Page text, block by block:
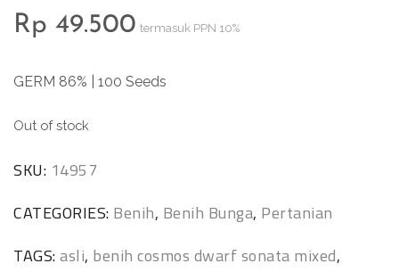
Rp 49.500 termasuk PPN 10%
GERM 86% | 100 Seeds
Out of stock
SKU: 14957
CATEGORIES: Benih, Benih Bunga, Pertanian
TAGS:asli, benih cosmos dwarf sonata mixed,